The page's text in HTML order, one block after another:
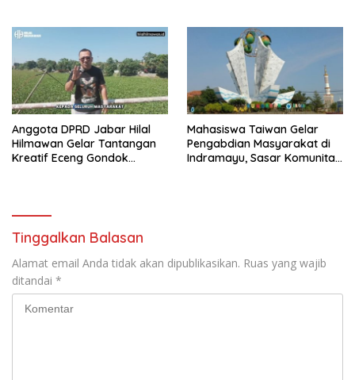
Anggota DPRD Jabar Hilal
Hilmawan Gelar Tantangan
Kreatif Eceng Gondok
Mahasiswa Taiwan Gelar
Pengabdian Masyarakat di
Indramayu, Sasar Komunitas
Tinggalkan Balasan
Alamat email Anda tidak akan dipublikasikan. Ruas yang wajib
ditandai *